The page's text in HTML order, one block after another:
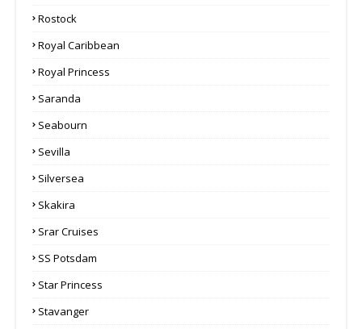
Rostock
Royal Caribbean
Royal Princess
Saranda
Seabourn
Sevilla
Silversea
Skakira
Srar Cruises
SS Potsdam
Star Princess
Stavanger